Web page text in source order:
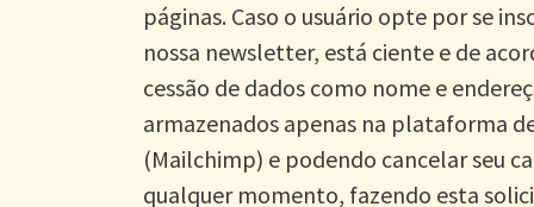
páginas. Caso o usuário opte por se
nossa newsletter, está ciente e de
cessão de dados como nome e
armazenados apenas na plataforma
(Mailchimp) e podendo cancelar seu
qualquer momento, fazendo esta